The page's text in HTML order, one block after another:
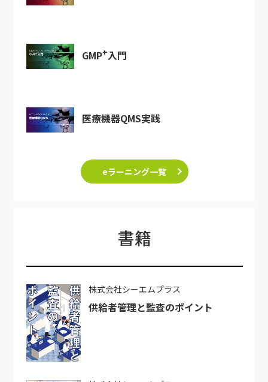
GMP+入門
医療機器QMS実践
eラーニング一覧
書籍
株式会社シーエムプラス
供給者管理と監査のポイント